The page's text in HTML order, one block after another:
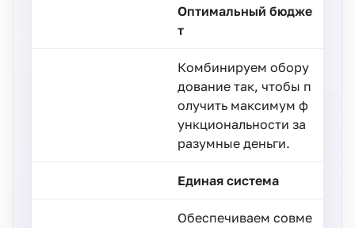
Оптимальный бюдже
т
Комбинируем обору
дование так, чтобы п
олучить максимум ф
ункциональности за
разумные деньги.
Единая система
Обеспечиваем совме